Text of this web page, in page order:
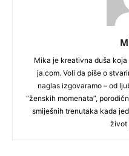
Mika je kreativna duša
ja.com. Voli da piše o
naglas izgovaramo – od
“ženskih momenata”,
smiješnih trenutaka kada
život